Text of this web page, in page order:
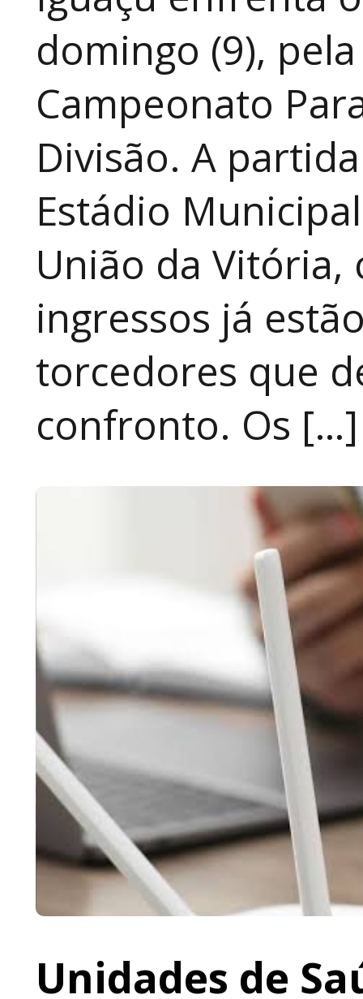
domingo (9),
Campeonato
Divisão. A
Estádio
União da Vitória,
ingressos já
torcedores que
confronto. Os […]
Unidades de